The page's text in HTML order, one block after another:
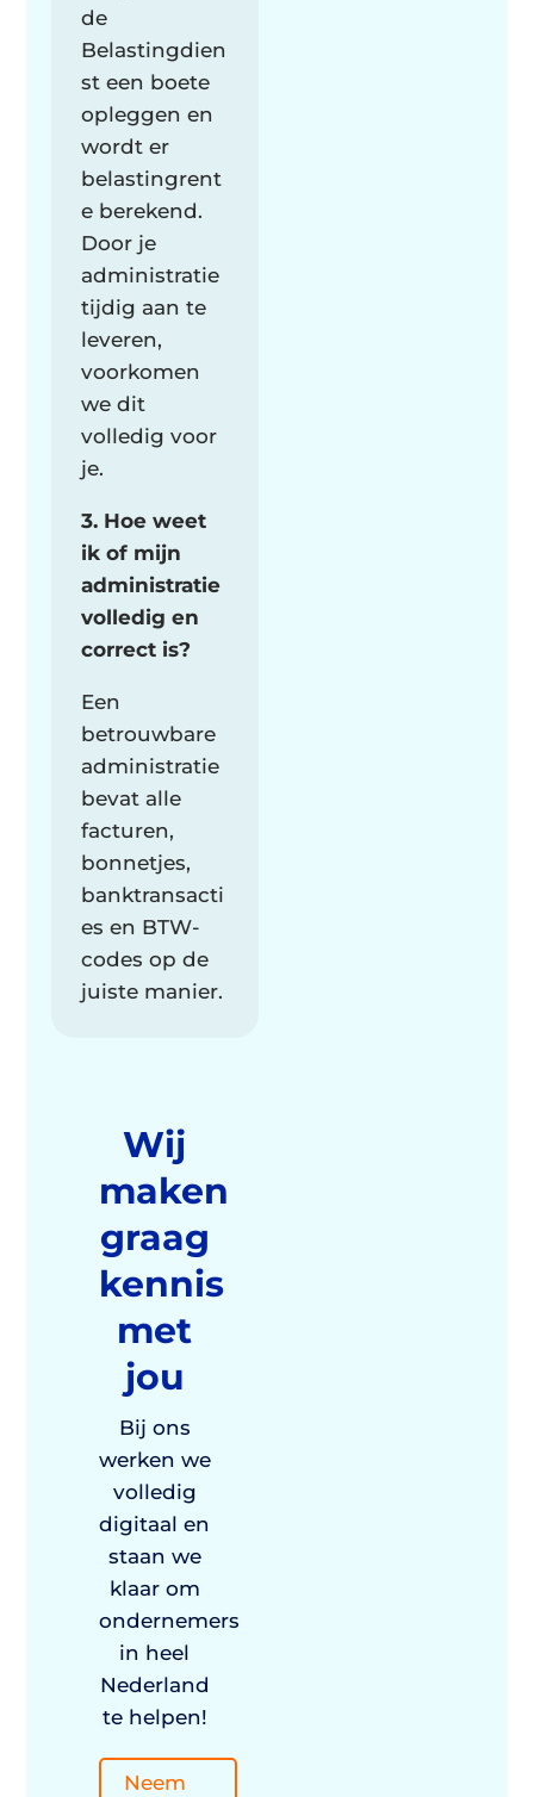
de
Belastingdien
st een boete
opleggen en
wordt er
belastingrent
e berekend.
Door je
administratie
tijdig aan te
leveren,
voorkomen
we dit
volledig voor
je.
3. Hoe weet
ik of mijn
administratie
volledig en
correct is?
Een
betrouwbare
administratie
bevat alle
facturen,
bonnetjes,
banktransacti
es en BTW-
codes op de
juiste manier.
Wij
maken
graag
kennis
met
jou
Bij ons
werken we
volledig
digitaal en
staan we
klaar om
ondernemers
in heel
Nederland
te helpen!
Neem